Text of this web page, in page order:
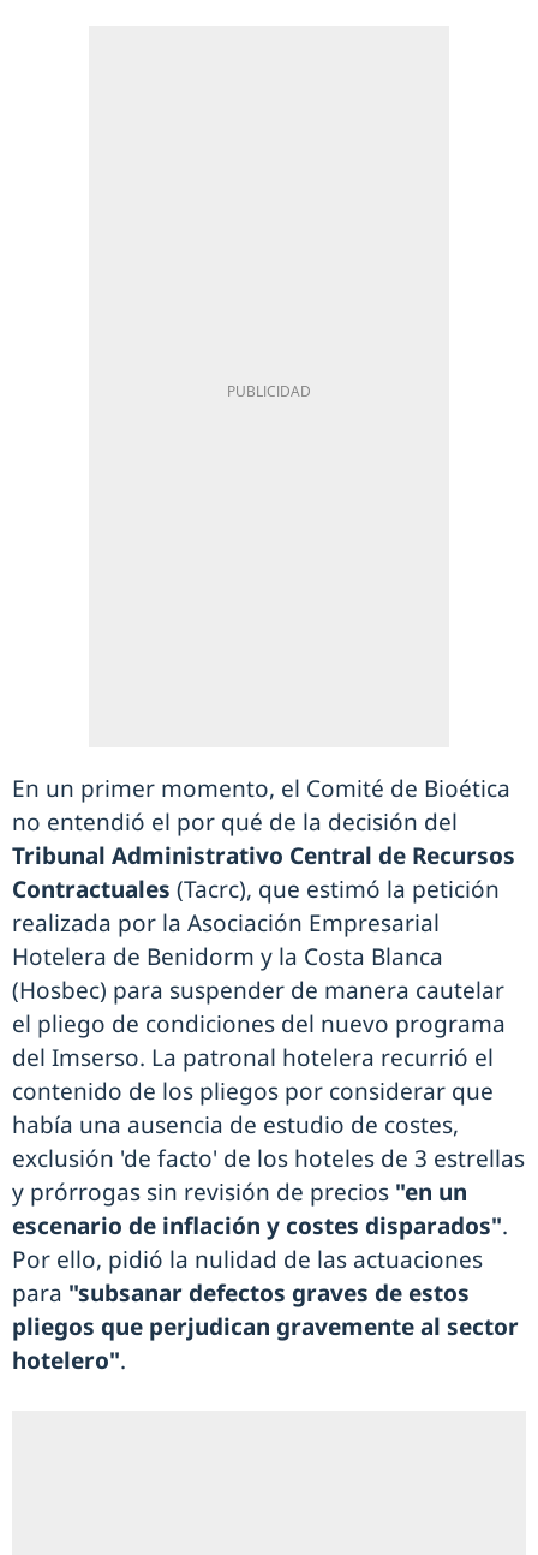
En un primer momento, el Comité de Bioética
no entendió el por qué de la decisión del
Tribunal Administrativo Central de Recursos
Contractuales (Tacrc), que estimó la petición
realizada por la Asociación Empresarial
Hotelera de Benidorm y la Costa Blanca
(Hosbec) para suspender de manera cautelar
el pliego de condiciones del nuevo programa
del Imserso. La patronal hotelera recurrió el
contenido de los pliegos por considerar que
había una ausencia de estudio de costes,
exclusión 'de facto' de los hoteles de 3 estrellas
y prórrogas sin revisión de precios "en un
escenario de inflación y costes disparados".
Por ello, pidió la nulidad de las actuaciones
para "subsanar defectos graves de estos
pliegos que perjudican gravemente al sector
hotelero".